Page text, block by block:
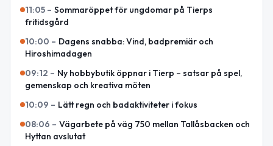
11:05 – Sommaröppet för ungdomar på Tierps
fritidsgård
10:00 – Dagens snabba: Vind, badpremiär och
Hiroshimadagen
09:12 – Ny hobbybutik öppnar i Tierp – satsar på spel,
gemenskap och kreativa möten
10:09 – Lätt regn och badaktiviteter i fokus
08:06 – Vägarbete på väg 750 mellan Tallåsbacken och
Hyttan avslutat